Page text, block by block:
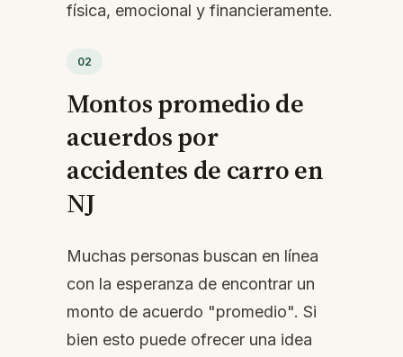
física, emocional y financieramente.
02
Montos promedio de
acuerdos por
accidentes de carro en
NJ
Muchas personas buscan en línea
con la esperanza de encontrar un
monto de acuerdo "promedio". Si
bien esto puede ofrecer una idea